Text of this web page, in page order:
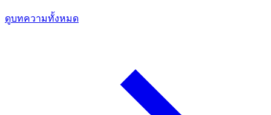
ดูบทความทั้งหมด